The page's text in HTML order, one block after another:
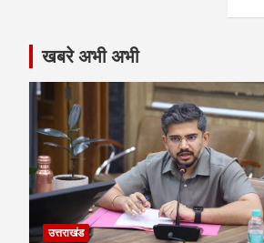
खबरे अभी अभी
उत्तराखंड